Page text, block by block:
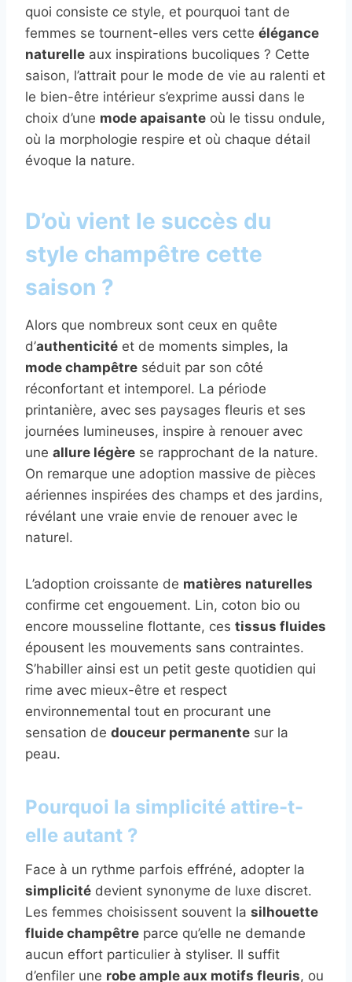
quoi consiste ce style, et pourquoi tant de
femmes se tournent-elles vers cette élégance
naturelle aux inspirations bucoliques ? Cette
saison, l’attrait pour le mode de vie au ralenti et
le bien-être intérieur s’exprime aussi dans le
choix d’une mode apaisante où le tissu ondule,
où la morphologie respire et où chaque détail
évoque la nature.
D’où vient le succès du
style champêtre cette
saison ?
Alors que nombreux sont ceux en quête
d’authenticité et de moments simples, la
mode champêtre séduit par son côté
réconfortant et intemporel. La période
printanière, avec ses paysages fleuris et ses
journées lumineuses, inspire à renouer avec
une allure légère se rapprochant de la nature.
On remarque une adoption massive de pièces
aériennes inspirées des champs et des jardins,
révélant une vraie envie de renouer avec le
naturel.
L’adoption croissante de matières naturelles
confirme cet engouement. Lin, coton bio ou
encore mousseline flottante, ces tissus fluides
épousent les mouvements sans contraintes.
S’habiller ainsi est un petit geste quotidien qui
rime avec mieux-être et respect
environnemental tout en procurant une
sensation de douceur permanente sur la
peau.
Pourquoi la simplicité attire-t-
elle autant ?
Face à un rythme parfois effréné, adopter la
simplicité devient synonyme de luxe discret.
Les femmes choisissent souvent la silhouette
fluide champêtre parce qu’elle ne demande
aucun effort particulier à styliser. Il suffit
d’enfiler une robe ample aux motifs fleuris, ou